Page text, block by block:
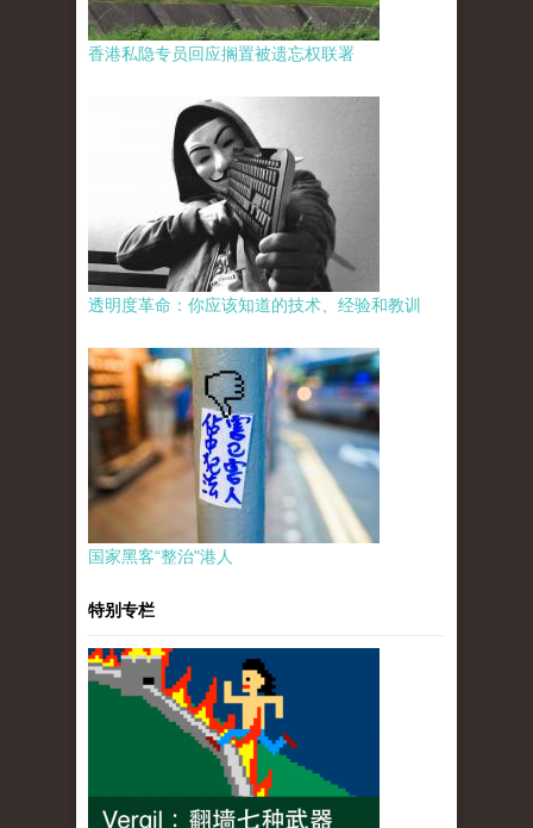
香港私隐专员回应搁置被遗忘权联署
透明度革命：你应该知道的技术、经验和教训
国家黑客“整治"港人
特别专栏